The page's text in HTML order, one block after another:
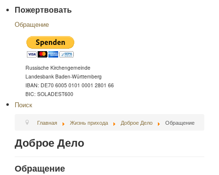
Пожертвовать
Обращение
Russische Kirchengemeinde
Landesbank Baden-Württemberg
IBAN: DE70 6005 0101 0001 2801 66
BIC: SOLADEST600
Поиск
Главная Жизнь прихода Доброе Дело Обращение
Доброе Дело
Обращение